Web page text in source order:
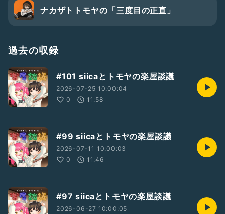
✅2人にこの曲歌ってほしいです！
などなど！何でもお便りwelcome🙆‍♀️
Radio talk
番組 siica’s room.*･ﾟ
https://radiotalk.jp/program/120435
YouTube
https://youtube.com/@siica-2525
⋆┈┈┈┈┈┈┈┈┈┈┈┈┈┈┈⋆
ナカザト所属バンド
「3rd Time Lucky」
https://twitter.com/3rd_TL_official
●Youtube
ナカザトトモヤの「三度目の正直」
過去の収録
#101 siicaとトモヤの楽屋談議
2026-07-25 10:00:04
0
11:58
#99 siicaとトモヤの楽屋談議
2026-07-11 10:00:03
0
11:46
#97 siicaとトモヤの楽屋談議
2026-06-27 10:00:05